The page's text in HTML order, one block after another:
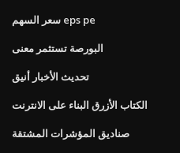
سعر السهم eps pe
البورصة تستثمر معنى
تحديث الأخبار أنيق
الكتاب الأزرق البناء على الانترنت
صناديق المؤشرات المشتقة